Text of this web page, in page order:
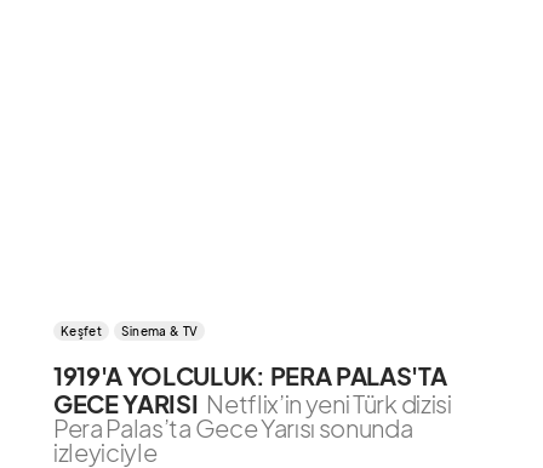
Keşfet Sinema & TV
1919'A YOLCULUK: PERA PALAS'TA
GECE YARISI Netflix’in yeni Türk dizisi
Pera Palas’ta Gece Yarısı sonunda
izleyiciyle